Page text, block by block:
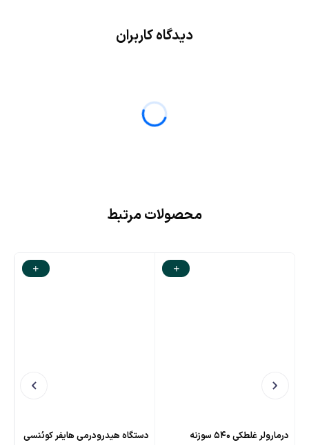
دیدگاه کاربران
محصولات مرتبط
درمارولر غلطکی ۵۴۰ سوزنه دستگاه هیدرودرمی هایفر کوئنسی